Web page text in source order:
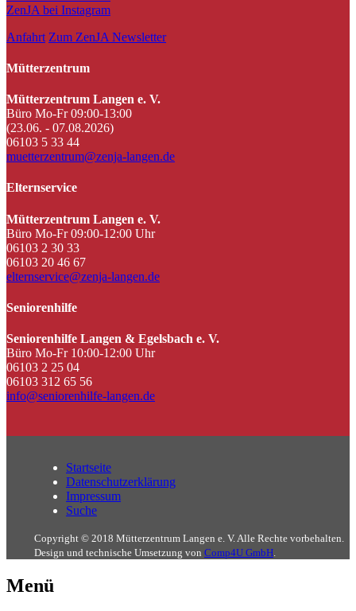
ZenJA bei Instagram
Anfahrt Zum ZenJA Newsletter
Mütterzentrum
Mütterzentrum Langen e. V.
Büro Mo-Fr 09:00-13:00
(23.06. - 07.08.2026)
06103 5 33 44
muetterzentrum@zenja-langen.de
Elternservice
Mütterzentrum Langen e. V.
Büro Mo-Fr 09:00-12:00 Uhr
06103 2 30 33
06103 20 46 67
elternservice@zenja-langen.de
Seniorenhilfe
Seniorenhilfe Langen & Egelsbach e. V.
Büro Mo-Fr 10:00-12:00 Uhr
06103 2 25 04
06103 312 65 56
info@seniorenhilfe-langen.de
Startseite
Datenschutzerklärung
Impressum
Suche
Copyright © 2018 Mütterzentrum Langen e. V. Alle Rechte vorbehalten.
Design und technische Umsetzung von Comp4U GmbH.
Menü